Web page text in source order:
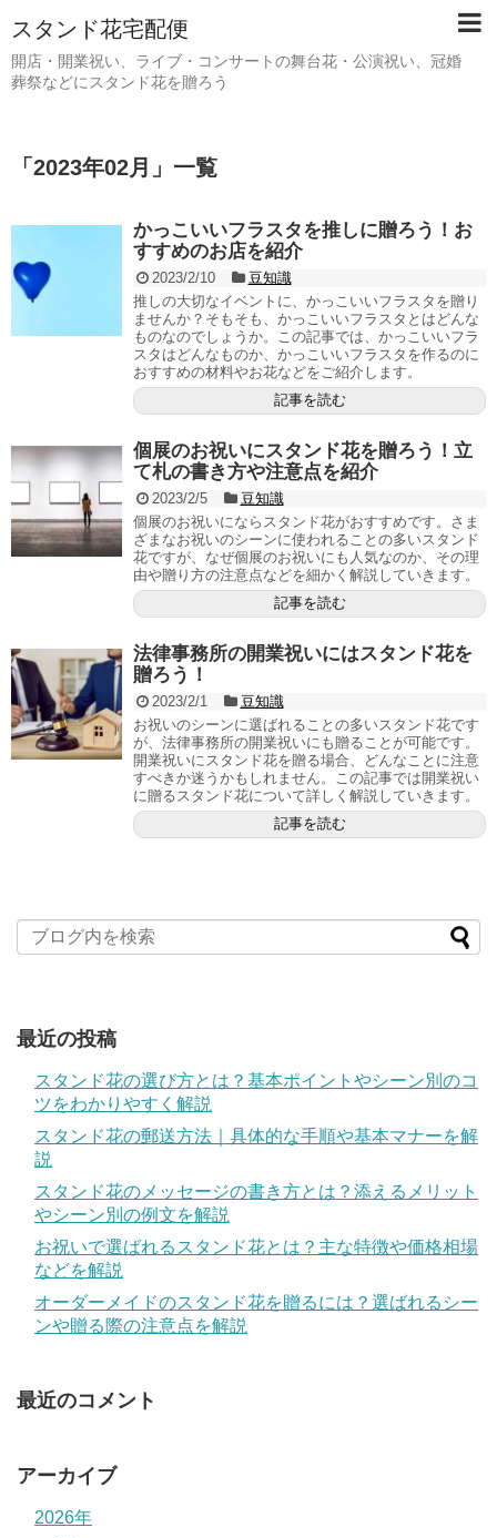
スタンド花宅配便
開店・開業祝い、ライブ・コンサートの舞台花・公演祝い、冠婚
葬祭などにスタンド花を贈ろう
「 2023年02月 」 一覧
かっこいいフラスタを推しに贈ろう！お
すすめのお店を紹介
2023/2/10
豆知識
推しの大切なイベントに、かっこいいフラスタを贈り
ませんか？そもそも、かっこいいフラスタとはどんな
ものなのでしょうか。この記事では、かっこいいフラ
スタはどんなものか、かっこいいフラスタを作るのに
おすすめの材料やお花などをご紹介します。
記事を読む
個展のお祝いにスタンド花を贈ろう！立
て札の書き方や注意点を紹介
2023/2/5
豆知識
個展のお祝いにならスタンド花がおすすめです。さま
ざまなお祝いのシーンに使われることの多いスタンド
花ですが、なぜ個展のお祝いにも人気なのか、その理
由や贈り方の注意点などを細かく解説していきます。
記事を読む
法律事務所の開業祝いにはスタンド花を
贈ろう！
2023/2/1
豆知識
お祝いのシーンに選ばれることの多いスタンド花です
が、法律事務所の開業祝いにも贈ることが可能です。
開業祝いにスタンド花を贈る場合、どんなことに注意
すべきか迷うかもしれません。この記事では開業祝い
に贈るスタンド花について詳しく解説していきます。
記事を読む
最近の投稿
スタンド花の選び方とは？基本ポイントやシーン別のコ
ツをわかりやすく解説
スタンド花の郵送方法｜具体的な手順や基本マナーを解
説
スタンド花のメッセージの書き方とは？添えるメリット
やシーン別の例文を解説
お祝いで選ばれるスタンド花とは？主な特徴や価格相場
などを解説
オーダーメイドのスタンド花を贈るには？選ばれるシー
ンや贈る際の注意点を解説
最近のコメント
アーカイブ
2026年